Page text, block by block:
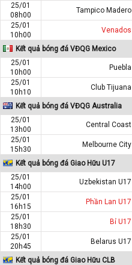
25/01
08h00
Tampico Madero
25/01
10h00
Venados
Kết quả bóng đá VĐQG Mexico
25/01
10h00
Puebla
25/01
10h10
Club Tijuana
Kết quả bóng đá VĐQG Australia
25/01
13h00
Central Coast
25/01
15h30
Melbourne City
Kết quả bóng đá Giao Hữu U17
25/01
14h00
Uzbekistan U17
25/01
16h15
Phần Lan U17
25/01
18h30
Bỉ U17
25/01
20h45
Belarus U17
Kết quả bóng đá Giao Hữu CLB